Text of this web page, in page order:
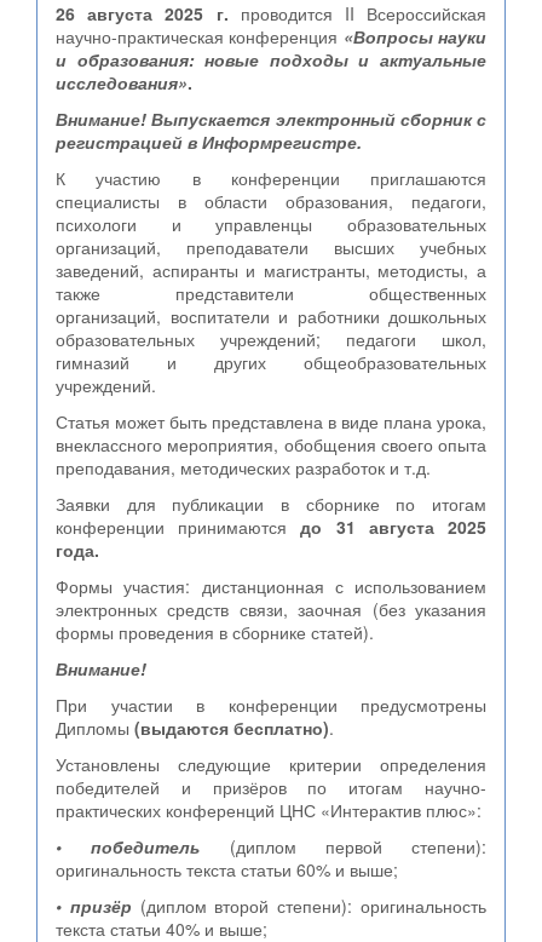
26 августа 2025 г. проводится II Всероссийская
научно-практическая конференция «Вопросы науки
и образования: новые подходы и актуальные
исследования».
Внимание! Выпускается электронный сборник с
регистрацией в Информрегистре.
К участию в конференции приглашаются
специалисты в области образования, педагоги,
психологи и управленцы образовательных
организаций, преподаватели высших учебных
заведений, аспиранты и магистранты, методисты, а
также представители общественных
организаций, воспитатели и работники дошкольных
образовательных учреждений; педагоги школ,
гимназий и других общеобразовательных
учреждений.
Статья может быть представлена в виде плана урока,
внеклассного мероприятия, обобщения своего опыта
преподавания, методических разработок и т.д.
Заявки для публикации в сборнике по итогам
конференции принимаютсядо 31 августа 2025
года.
Формы участия: дистанционная с использованием
электронных средств связи, заочная (без указания
формы проведения в сборнике статей).
Внимание!
При участии в конференции предусмотрены
Дипломы (выдаются бесплатно).
Установлены следующие критерии определения
победителей и призёров по итогам научно-
практических конференций ЦНС «Интерактив плюс»:
• победитель (диплом первой степени):
оригинальность текста статьи 60% и выше;
• призёр (диплом второй степени): оригинальность
текста статьи 40% и выше;